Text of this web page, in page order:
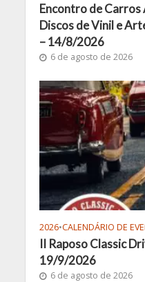
Encontro de Carros
Discos de Vinil e
– 14/8/2026
6 de agosto de 2026
2026•CALENDÁRIO DE
II Raposo Classic
19/9/2026
6 de agosto de 2026